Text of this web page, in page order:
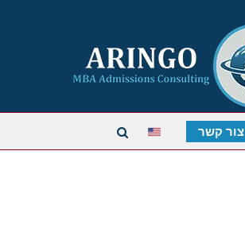
צור קשר